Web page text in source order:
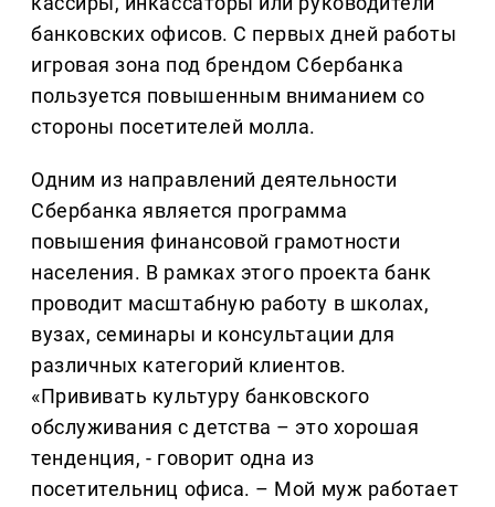
банковских офисов. С первых дней работы
игровая зона под брендом Сбербанка
пользуется повышенным вниманием со
стороны посетителей молла.
Одним из направлений деятельности
Сбербанка является программа
повышения финансовой грамотности
населения. В рамках этого проекта банк
проводит масштабную работу в школах,
вузах, семинары и консультации для
различных категорий клиентов.
«Прививать культуру банковского
обслуживания с детства – это хорошая
тенденция, - говорит одна из
посетительниц офиса. – Мой муж работает